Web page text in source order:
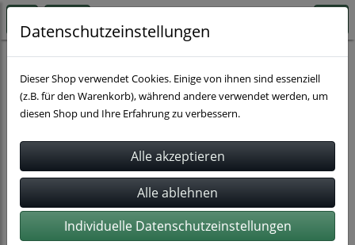
Schlauchverbindung Normaquick
Datenschutzeinstellungen
Dieser Shop verwendet Cookies. Einige von ihnen sind essenziell
(z.B. für den Warenkorb), während andere verwendet werden, um
diesen Shop und Ihre Erfahrung zu verbessern.
Individuelle Datenschutzeinstellungen